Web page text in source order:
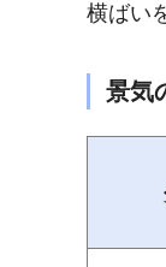
横ばい
景気